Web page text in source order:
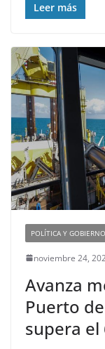
Leer más
POLÍTICA Y GOBIERNO
noviembre 24,
Avanza
Puerto
supera el